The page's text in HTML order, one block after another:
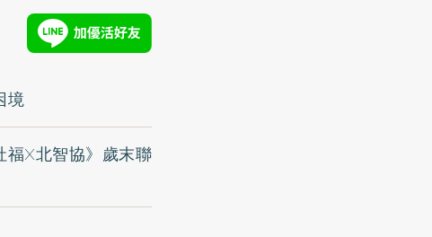
境
福X北智協》歲末聯